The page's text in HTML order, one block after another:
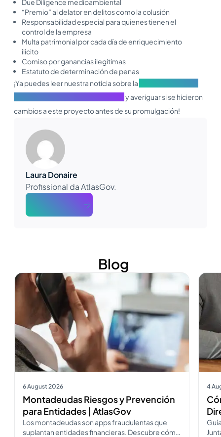
Due Diligence medioambiental
“Premio” al delator en delitos como la colusión
Responsabilidad especial para quienes tienen el
control de la empresa
Multa patrimonial por cada día de enriquecimiento
ilícito
Comiso por ganancias ilegitimas
Estatuto de determinación de penas
¡Ya puedes leer nuestra noticia sobre la
y averiguar si se hicieron
cambios a este proyecto antes de su promulgación!
Laura Donaire
Profissional da AtlasGov.
Blog
Ver más
6 August 2026
Montadeudas Riesgos y Prevención
para Entidades | AtlasGov
Los montadeudas son apps fraudulentas que
suplantan entidades financieras. Descubre cómo
Ver
4